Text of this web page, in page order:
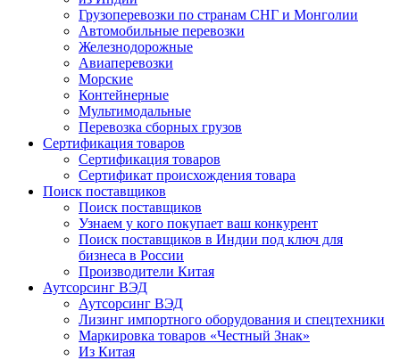
Грузоперевозки по странам СНГ и Монголии
Автомобильные перевозки
Железнодорожные
Авиаперевозки
Морские
Контейнерные
Мультимодальные
Перевозка сборных грузов
Сертификация товаров
Сертификация товаров
Сертификат происхождения товара
Поиск поставщиков
Поиск поставщиков
Узнаем у кого покупает ваш конкурент
Поиск поставщиков в Индии под ключ для
бизнеса в России
Производители Китая
Аутсорсинг ВЭД
Аутсорсинг ВЭД
Лизинг импортного оборудования и спецтехники
Маркировка товаров «Честный Знак»
Из Китая